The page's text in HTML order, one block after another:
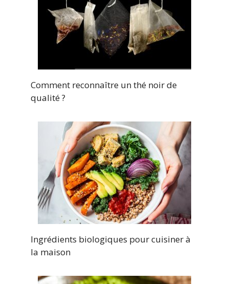
Comment reconnaître un thé noir de
qualité ?
Ingrédients biologiques pour cuisiner à
la maison